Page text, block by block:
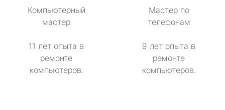
Компьютерный
мастер
11 лет опыта в
ремонте
компьютеров.
Мастер по
телефонам
9 лет опыта в
ремонте
компьютеров.